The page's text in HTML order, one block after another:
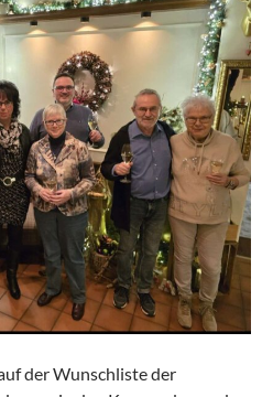
der Wunschliste der